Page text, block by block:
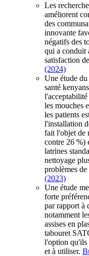
Les
améliorent
des
innovante
négatifs des
qui a conduit
satisfaction
(2024)
Une étude
santé
l'acceptabilité
les mouches
les patients
l'installation
fait l'objet de
contre 26 %)
latrines
nettoyage
problèmes de
(2023)
Une étude
forte
par rapport à
notamment
assises en
tabouret
l'option qu'ils
et à utiliser.